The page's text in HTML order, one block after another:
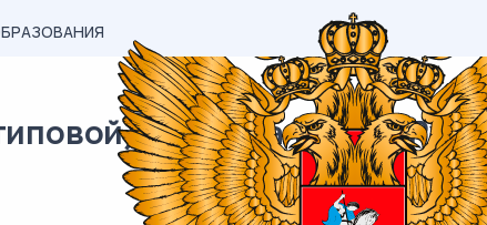
материал ОГЭ /